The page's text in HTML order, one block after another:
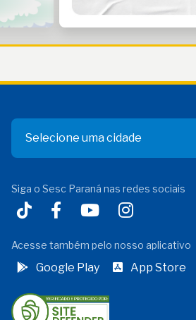
Selecione uma cidade
Siga o Sesc Paraná nas redes sociais
Acesse também pelo nosso aplicativo
Google Play App Store